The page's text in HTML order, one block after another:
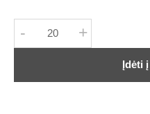
- +
Įdėti